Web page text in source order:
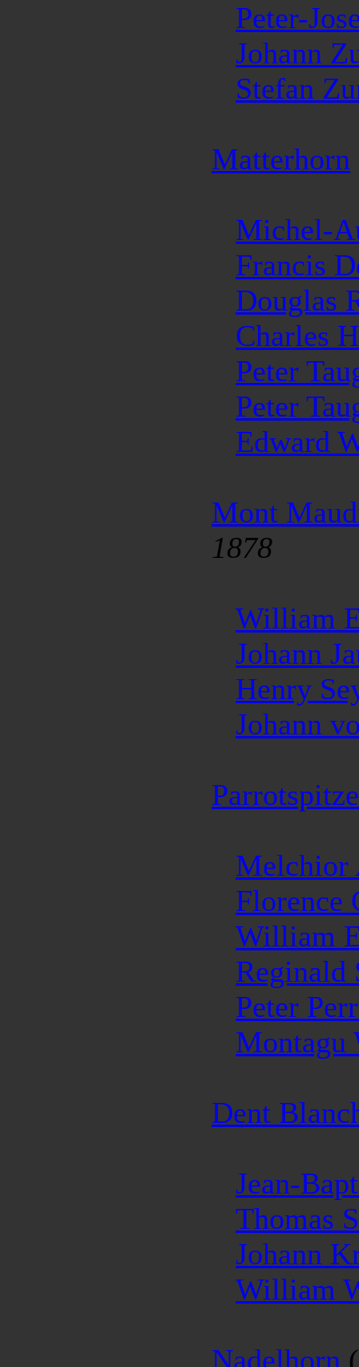
Peter-
Johann
Stefan
Matterhorn
Michel-
Francis
Douglas
Charles
Peter
Peter
Edward
Mont
1878
William
Johann
Henry
Johann
Parrotspitze
Melchior
Florence
William
Reginald
Peter
Montagu
Dent
Jean-
Thomas
Johann
William
Nadelhorn